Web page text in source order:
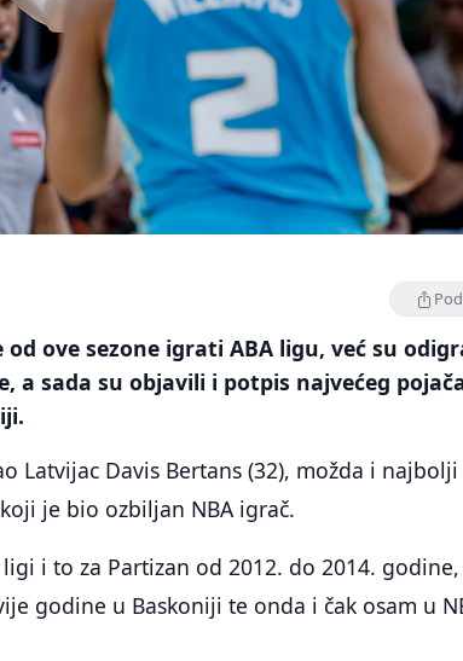
ove sezone igrati ABA ligu, već su
a sada su objavili i potpis najvećeg
Latvijac Davis Bertans (32), možda i najbolji
je bio ozbiljan NBA igrač.
i to za Partizan od 2012. do 2014. godine,
godine u Baskoniji te onda i čak osam u